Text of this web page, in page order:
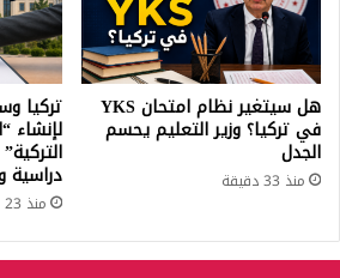
هل سيتغير نظام امتحان YKS
في تركيا؟ وزير التعليم يحسم
الجدل
منذ 33 دقيقة
تركيا
لإنشاء
دراسية
منذ 23 ساعة